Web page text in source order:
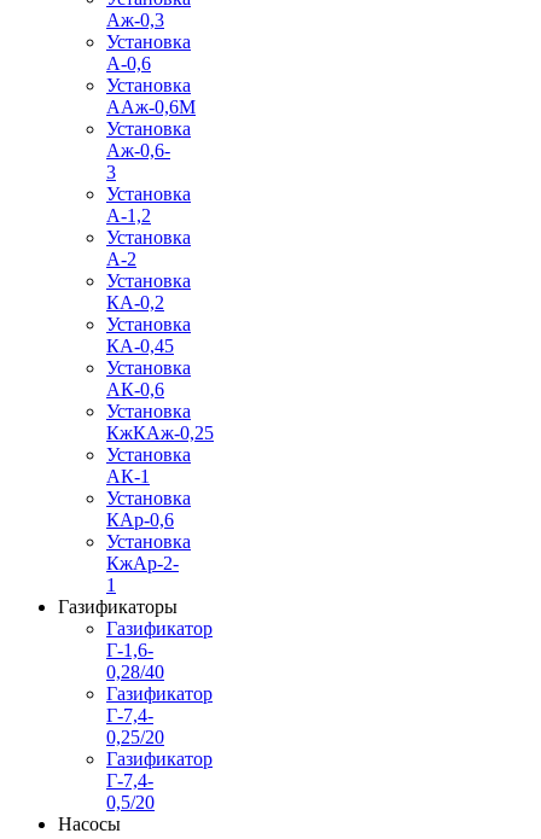
Аж-0,3
Установка
А-0,6
Установка
ААж-0,6М
Установка
Аж-0,6-
3
Установка
А-1,2
Установка
А-2
Установка
КА-0,2
Установка
КА-0,45
Установка
АК-0,6
Установка
КжКАж-0,25
Установка
АК-1
Установка
КАр-0,6
Установка
КжАр-2-
1
Газификаторы
Газификатор
Г-1,6-
0,28/40
Газификатор
Г-7,4-
0,25/20
Газификатор
Г-7,4-
0,5/20
Насосы